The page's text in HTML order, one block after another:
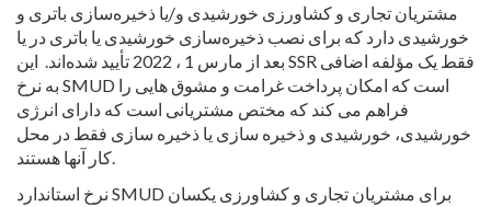
مشتریان تجاری و کشاورزی خورشیدی و/یا ذخیره‌سازی باتری و
خورشیدی دارد که برای نصب ذخیره‌سازی خورشیدی یا باتری در یا
بعد از مارس 1 ، 2022 تأیید شده‌اند. این SSR فقط یک مؤلفه اضافی
به نرخ SMUD است که امکان پرداخت غرامت و مشوق هایی را
فراهم می کند که مختص مشتریانی است که دارای انرژی
خورشیدی، خورشیدی و ذخیره سازی یا ذخیره سازی فقط در محل
کار آنها هستند.
نرخ استاندارد SMUD برای مشتریان تجاری و کشاورزی یکسان